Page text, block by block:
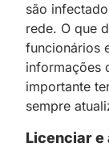
são
rede. O que
funcionários
informações
importante
sempre
Licenciar e